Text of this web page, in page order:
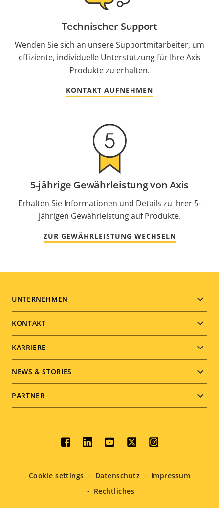
Technischer Support
Wenden Sie sich an unsere Supportmitarbeiter, um
effiziente, individuelle Unterstützung für Ihre Axis
Produkte zu erhalten.
KONTAKT AUFNEHMEN
5-jährige Gewährleistung von Axis
Erhalten Sie Informationen und Details zu Ihrer 5-
jährigen Gewährleistung auf Produkte.
ZUR GEWÄHRLEISTUNG WECHSELN
Footer
menu
UNTERNEHMEN
KONTAKT
KARRIERE
NEWS & STORIES
PARTNER
Social
menu
Cookie settings Datenschutz
Impressum
Rechtliches